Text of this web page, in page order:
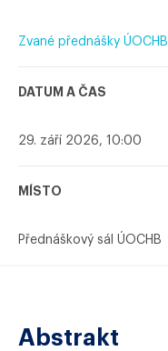
Zvané přednášky ÚOCHB
DATUM A ČAS
29. září 2026, 10:00
MÍSTO
Přednáškový sál ÚOCHB
Abstrakt